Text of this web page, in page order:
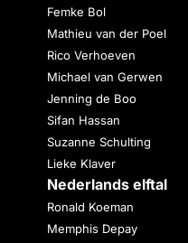
Femke Bol
Mathieu van der Poel
Rico Verhoeven
Michael van Gerwen
Jenning de Boo
Sifan Hassan
Suzanne Schulting
Lieke Klaver
Nederlands elftal
Ronald Koeman
Memphis Depay